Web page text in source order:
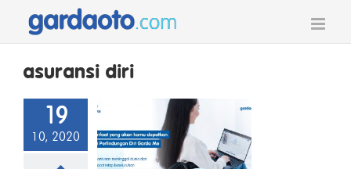
content
asuransi diri
19
10, 2020